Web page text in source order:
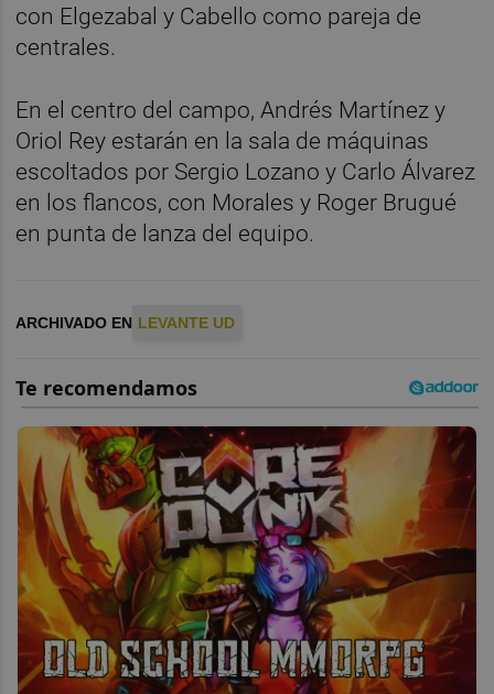
con Elgezabal y Cabello como pareja de
centrales.
En el centro del campo, Andrés Martínez y
Oriol Rey estarán en la sala de máquinas
escoltados por Sergio Lozano y Carlo Álvarez
en los flancos, con Morales y Roger Brugué
en punta de lanza del equipo.
ARCHIVADO EN LEVANTE UD